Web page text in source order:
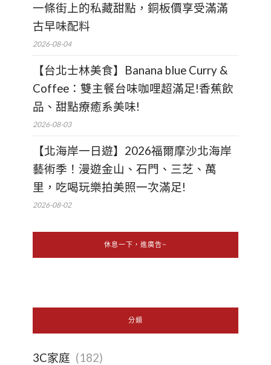
一條街上的私藏甜點，銅板價享受滿滿
古早味配料
2026-08-04
【台北士林美食】Banana blue Curry &
Coffee：雙主餐台味咖哩超滿足!香蕉飲
品、甜點療癒系美味!
2026-08-03
【北海岸一日遊】2026福爾摩沙北海岸
藝術季！漫遊金山、石門、三芝、萬
里，吃喝玩樂拍美照一次滿足!
2026-08-02
休息一下，進廣告~
分類
3C家庭 (182)